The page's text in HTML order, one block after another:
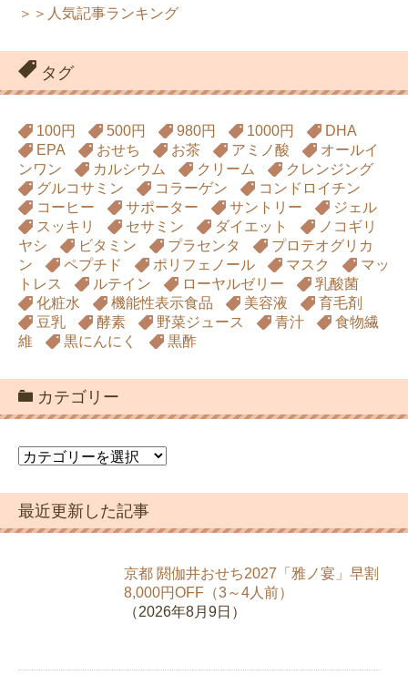
＞＞人気記事ランキング
タグ
100円 500円 980円 1000円
DHA
EPA
おせち お茶 アミノ酸
オールイ
ンワン
カルシウム クリーム
クレンジング
グルコサミン
コラーゲン
コンドロイチン
コーヒー
サポーター サントリー
ジェル
スッキリ
セサミン ダイエット
ノコギリ
ヤシ
ビタミン プラセンタ
プロテオグリカ
ン
ペプチド ポリフェノール マスク
マッ
トレス
ルテイン ローヤルゼリー
乳酸菌
化粧水
機能性表示食品 美容液
育毛剤
豆乳
酵素 野菜ジュース 青汁
食物繊
維
黒にんにく 黒酢
カテゴリー
カ
ゴ
リ
ー
最近更新した記事
京都 閼伽井おせち2027「雅ノ宴」早割
8,000円OFF（3～4人前）
（2026年8月9日）